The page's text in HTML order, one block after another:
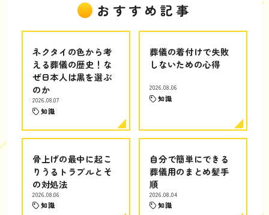
おすすめ記事
ネクタイの色から考
える葬儀の歴史！な
ぜ日本人は黒を選ぶ
のか
2026.08.07
知識
葬儀の着付けで失敗
しないための心得
2026.08.06
知識
骨上げの最中に起こ
りうるトラブルとそ
の対処法
2026.08.06
知識
自分で簡単にできる
葬儀用のまとめ髪手
順
2026.08.04
知識